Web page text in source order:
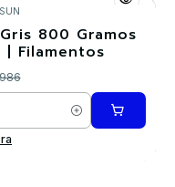
800 Gramos
Filamentos